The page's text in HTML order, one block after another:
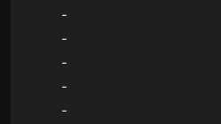
-
-
-
-
-